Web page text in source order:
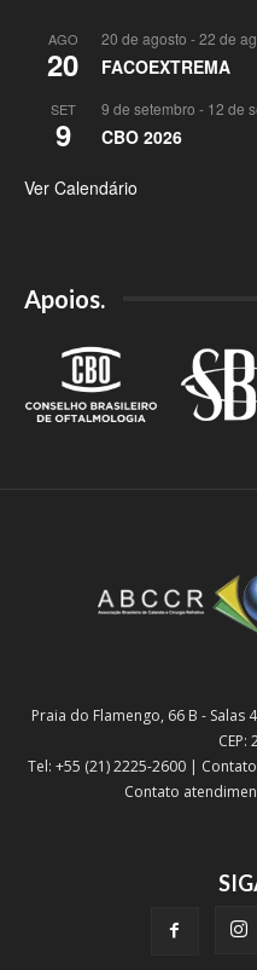
AGO
20
20 de agosto -22 de
FACOEXTREMA
SET
9
9 de setembro - 12 de
CBO 2026
Ver Calendário
Apoios.
Praia do Flamengo, 66 B - Salas
CEP:
Tel: +55 (21) 2225-2600 |
Contato